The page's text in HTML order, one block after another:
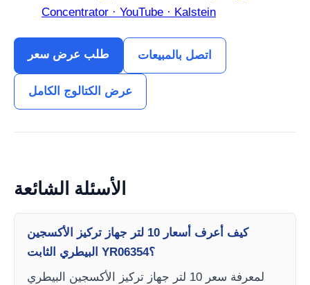
Concentrator · YouTube · Kalstein
طلب عرض سعر اتصل بالمبيعات
عرض الكتالوج الكامل
الأسئلة الشائعة
كيف أعرف أسعار 10 لتر جهاز تركيز الأكسجين
البيطري الثابت YR06354؟
لمعرفة سعر 10 لتر جهاز تركيز الأكسجين البيطري